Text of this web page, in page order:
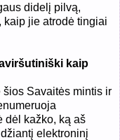
didelį pilvą,
kaip jie atrodė tingiai
kaip
Savaitės mintis ir
dėl kažko, ką aš
elektroninį